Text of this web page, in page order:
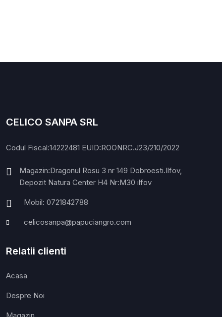
CELICO SANPA SRL
Codul Fiscal:14222481 EUID:ROONRC.J23/210/2022
Magazin:Dragonul Rosu 3 nr 149 Dobroesti.Ilfov,
Depozit Natura Center H4 Nr:M30 ilfov
Mobil: 0721842788
celicosanpa@papuciangro.com
Relatii clienti
Acasa
Despre Noi
Magazin